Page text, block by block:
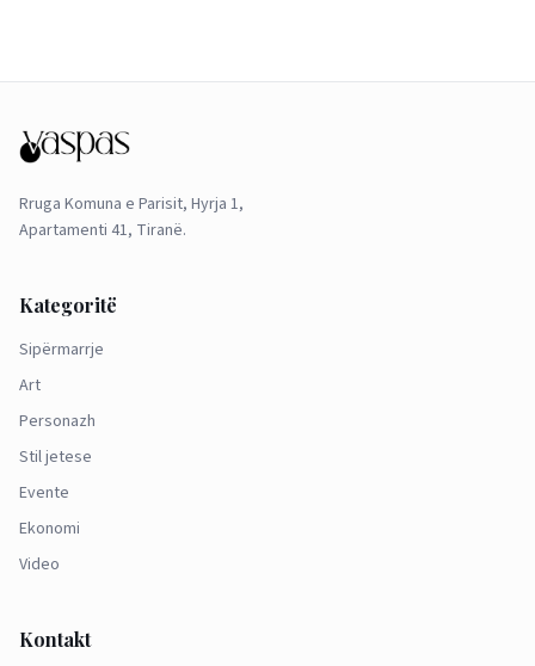
Rruga Komuna e Parisit, Hyrja 1,
Apartamenti 41, Tiranë.
Kategoritë
Sipërmarrje
Art
Personazh
Stil jetese
Evente
Ekonomi
Video
Kontakt